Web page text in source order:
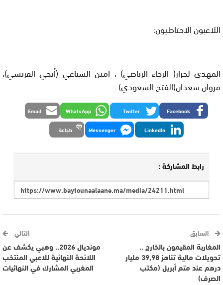
اللاعبون الاحتاطيون:
المهدي لحرار( الرجاء الرياضي) ، امين السباعي (أنجي الفرنسي)،
مروان سعدان(الفتح السعودي) .
Facebook
Twitter
WhatsApp
Email
LinkedIn
Messenger طباعة
رابط المشاركة :
السابق
المغاربة المقيمون بالخارج ..
تحويلات مالية تناهز 39,98 مليار
درهم عند متم أبريل (مكتب
الصرف)
التالي
مونديال 2026.. وهبي يكشف عن
اللائحة النهائية للاعبي المنتخب
المغربي المشارك في النهائيات